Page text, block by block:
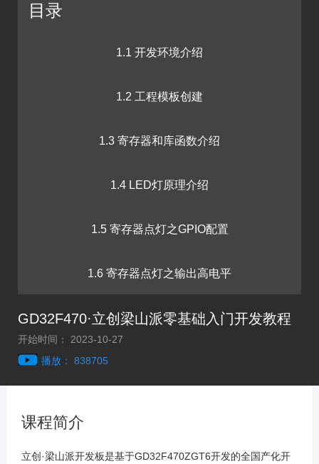
目录
1.1 开发环境介绍
1.2 工程模板创建
1.3 寄存器和库函数介绍
1.4 LED灯原理介绍
1.5 寄存器点灯之GPIO配置
1.6 寄存器点灯之输出高电平
1.7 VSCode安装
1.10 滴答定时器
GD32F470·立创梁山派零基础入门开发教程
开始时间： 2023-10-27
播放： 838705
课程简介
立创·梁山派开发板是基于GD32F470ZGT6开发的全国产化开